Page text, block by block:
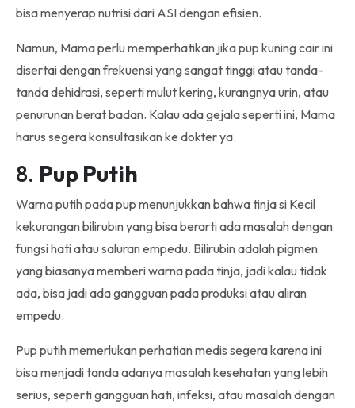
bisa menyerap nutrisi dari ASI dengan efisien.
Namun, Mama perlu memperhatikan jika pup kuning cair ini
disertai dengan frekuensi yang sangat tinggi atau tanda-
tanda dehidrasi, seperti mulut kering, kurangnya urin, atau
penurunan berat badan. Kalau ada gejala seperti ini, Mama
harus segera konsultasikan ke dokter ya.
8. Pup Putih
Warna putih pada pup menunjukkan bahwa tinja si Kecil
kekurangan bilirubin yang bisa berarti ada masalah dengan
fungsi hati atau saluran empedu. Bilirubin adalah pigmen
yang biasanya memberi warna pada tinja, jadi kalau tidak
ada, bisa jadi ada gangguan pada produksi atau aliran
empedu.
Pup putih memerlukan perhatian medis segera karena ini
bisa menjadi tanda adanya masalah kesehatan yang lebih
serius, seperti gangguan hati, infeksi, atau masalah dengan